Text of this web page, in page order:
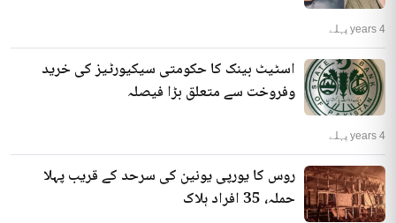
4 years پہلے
اسٹیٹ بینک کا حکومتی سیکیورٹیز کی خرید
وفروخت سے متعلق بڑا فیصلہ
4 years پہلے
روس کا یورپی یونین کی سرحد کے قریب پہلا
حملہ، 35 افراد ہلاک